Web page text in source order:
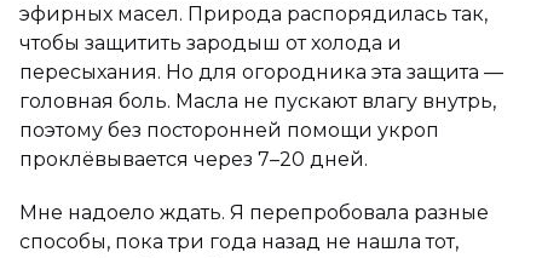
эфирных масел. Природа распорядилась так,
чтобы защитить зародыш от холода и
пересыхания. Но для огородника эта защита —
головная боль. Масла не пускают влагу внутрь,
поэтому без посторонней помощи укроп
проклёвывается через 7–20 дней.
Мне надоело ждать. Я перепробовала разные
способы, пока три года назад не нашла тот,